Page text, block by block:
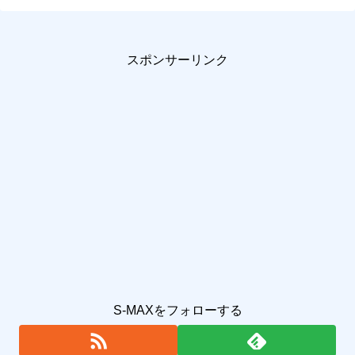
スポンサーリンク
S-MAXをフォローする